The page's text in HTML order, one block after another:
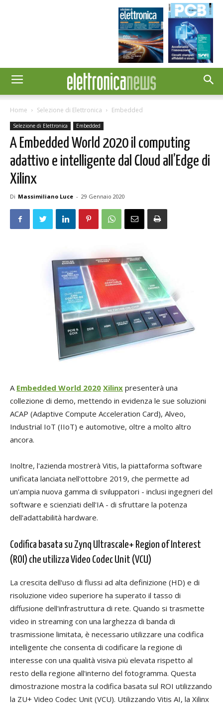
Home Selezione di Elettronica Embedded
Selezione di Elettronica Embedded
A Embedded World 2020 il computing
adattivo e intelligente dal Cloud all’Edge di
Xilinx
Di Massimiliano Luce - 29 Gennaio 2020
A Embedded World 2020 Xilinx presenterà una
collezione di demo, mettendo in evidenza le sue soluzioni
ACAP (Adaptive Compute Acceleration Card), Alveo,
Industrial IoT (IIoT) e automotive, oltre a molto altro
ancora.
Inoltre, l'azienda mostrerà Vitis, la piattaforma software
unificata lanciata nell'ottobre 2019, che permette ad
un'ampia nuova gamma di sviluppatori - inclusi ingegneri del
software e scienziati dell'IA - di sfruttare la potenza
dell'adattabilità hardware.
Codifica basata su Zynq Ultrascale+ Region of Interest
(ROI) che utilizza Video Codec Unit (VCU)
La crescita dell'uso di flussi ad alta definizione (HD) e di
risoluzione video superiore ha superato il tasso di
diffusione dell'infrastruttura di rete. Quando si trasmette
video in streaming con una larghezza di banda di
trasmissione limitata, è necessario utilizzare una codifica
intelligente che consenta di codificare la regione di
interesse con una qualità visiva più elevata rispetto al
resto della regione all'interno del fotogramma. Questa
dimostrazione mostra la codifica basata sul ROI utilizzando
la ZU+ Video Codec Unit (VCU). Utilizzando Vitis AI, la Xilinx